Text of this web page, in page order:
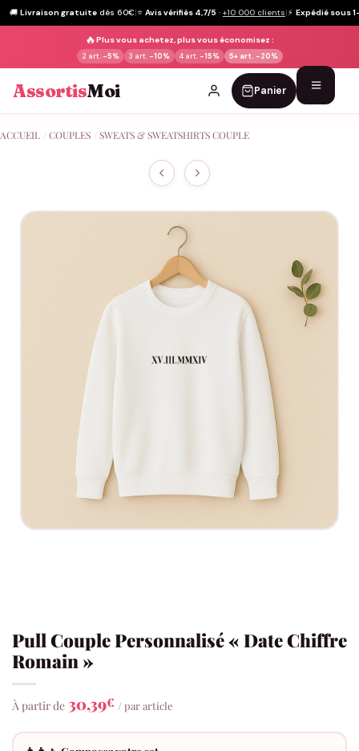
🚚 Livraison gratuite dès 60€|⭐ Avis vérifiés 4,7/5 · +10 000 clients|⚡ Expédié sous
🔥Plus vous achetez, plus vous économisez :
2 art. -5% 3 art. -10% 4 art. -15% 5+ art. -20%
AssortisMoi Panier
au
ACCUEIL COUPLES SWEATS & SWEATSHIRTS COUPLE
Pull Couple Personnalisé « Date Chiffre
Romain »
À partir de 30,39€ / par article